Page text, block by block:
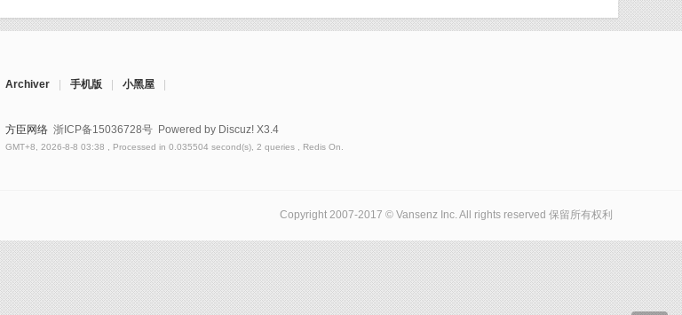
Archiver 手机版 小黑屋
方臣网络 浙ICP备15036728号 Powered by Discuz! X3.4
GMT+8, 2026-8-8 03:38 , Processed in 0.035504 second(s), 2 queries , Redis On.
Copyright 2007-2017 © Vansenz Inc. All rights reserved 保留所有权利